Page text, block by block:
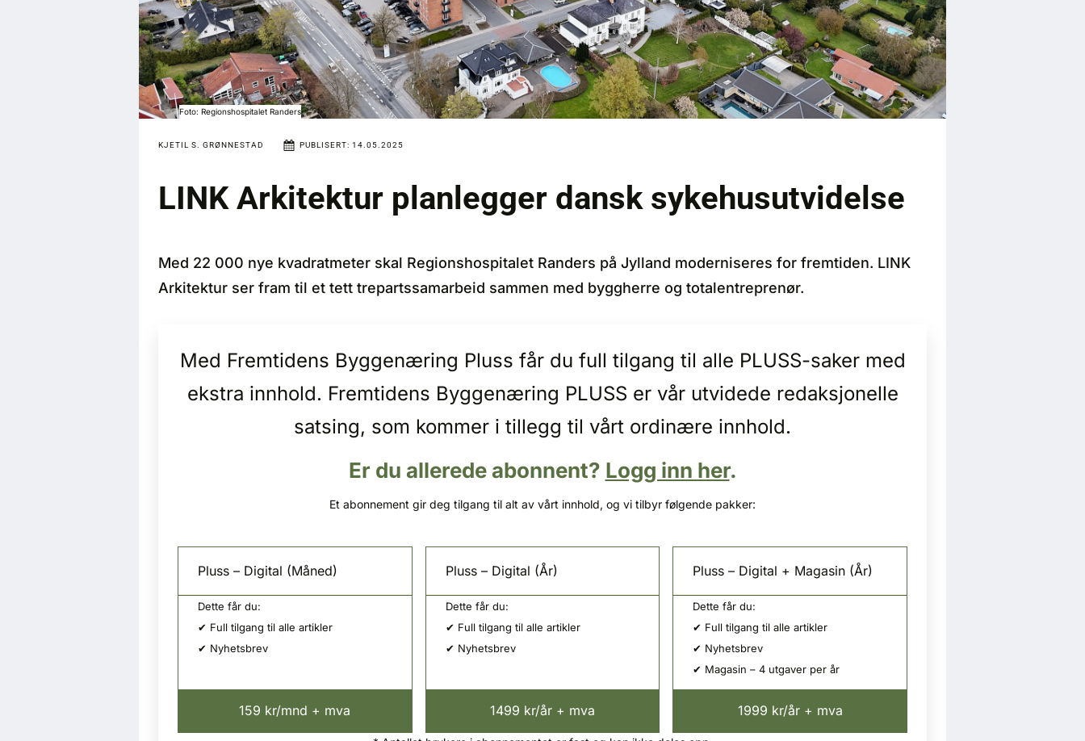
Foto: Regionshospitalet Randers
KJETIL S. GRØNNESTAD PUBLISERT: 14.05.2025
LINK Arkitektur planlegger dansk sykehusutvidelse
Med 22 000 nye kvadratmeter skal Regionshospitalet Randers på Jylland moderniseres for fremtiden. LINK
Arkitektur ser fram til et tett trepartssamarbeid sammen med byggherre og totalentreprenør.
Med Fremtidens Byggenæring Pluss får du full tilgang til alle PLUSS-saker med
ekstra innhold. Fremtidens Byggenæring PLUSS er vår utvidede redaksjonelle
satsing, som kommer i tillegg til vårt ordinære innhold.
Er du allerede abonnent? Logg inn her.
Et abonnement gir deg tilgang til alt av vårt innhold, og vi tilbyr følgende pakker:
Pluss – Digital (Måned)
Dette får du:
✔ Full tilgang til alle artikler
✔ Nyhetsbrev
159 kr/mnd + mva
Pluss – Digital (År)
Dette får du:
✔ Full tilgang til alle artikler
✔ Nyhetsbrev
1499 kr/år + mva
Pluss – Digital + Magasin (År)
Dette får du:
✔ Full tilgang til alle artikler
✔ Nyhetsbrev
✔ Magasin – 4 utgaver per år
1999 kr/år + mva